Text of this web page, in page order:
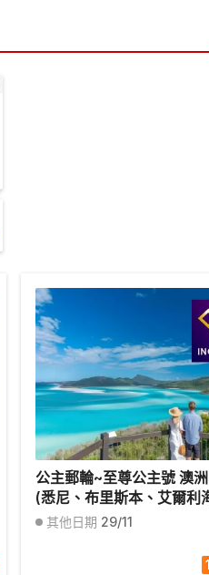
公主郵輪~至尊公主號 澳
(悉尼、布里斯本、艾爾利
恩茲、威利斯島) 12天豪華
其他日期 29/11